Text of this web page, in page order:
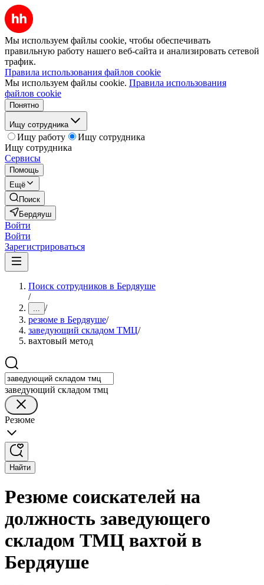
Мы используем файлы cookie, чтобы обеспечивать
правильную работу нашего веб-сайта и анализировать сетевой
трафик.
Правила использования файлов cookie
Мы используем файлы cookie. Правила использования
файлов cookie
Понятно
Ищу сотрудника
Ищу работу
Ищу сотрудника
Ищу сотрудника
Сервисы
Помощь
Ещё
Поиск
Бердяуш
Войти
Войти
Зарегистрироваться
Поиск сотрудников в Бердяуше
/
... /
резюме в Бердяуше/
заведующий складом ТМЦ/
вахтовый метод
заведующий складом тмц
Резюме
Найти
Резюме соискателей на
должность заведующего
складом ТМЦ вахтой в
Бердяуше